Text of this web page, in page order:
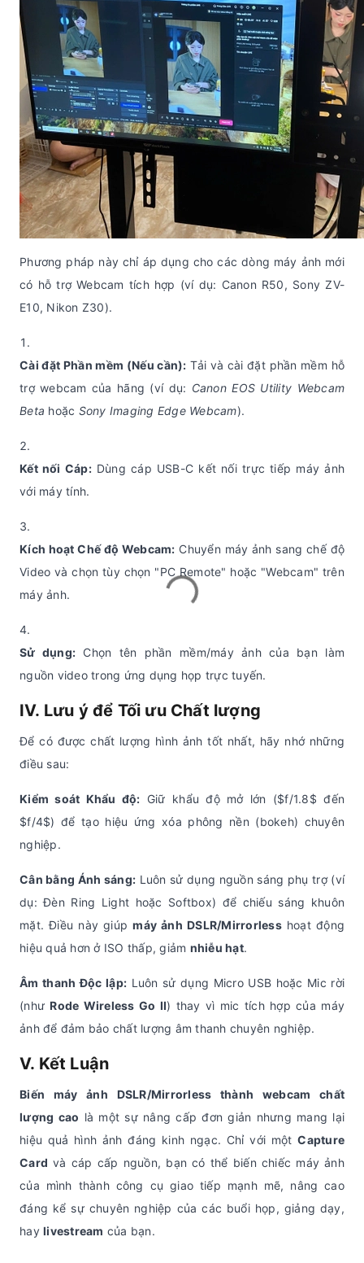
Phương pháp này chỉ áp dụng cho các dòng máy ảnh mới
có hỗ trợ Webcam tích hợp (ví dụ: Canon R50, Sony ZV-
E10, Nikon Z30).
Cài đặt Phần mềm (Nếu cần): Tải và cài đặt phần mềm hỗ
trợ webcam của hãng (ví dụ: Canon EOS Utility Webcam
Beta hoặc Sony Imaging Edge Webcam).
Kết nối Cáp:Dùng cáp USB-C kết nối trực tiếp máy ảnh
với máy tính.
Kích hoạt Chế độ Webcam: Chuyển máy ảnh sang chế độ
Video và chọn tùy chọn "PC Remote" hoặc "Webcam" trên
máy ảnh.
Sử dụng: Chọn tên phần mềm/máy ảnh của bạn làm
nguồn video trong ứng dụng họp trực tuyến.
IV. Lưu ý để Tối ưu Chất lượng
Để có được chất lượng hình ảnh tốt nhất, hãy nhớ những
điều sau:
Kiểm soát Khẩu độ: Giữ khẩu độ mở lớn ($f/1.8$ đến
$f/4$) để tạo hiệu ứng xóa phông nền (bokeh) chuyên
nghiệp.
Cân bằng Ánh sáng: Luôn sử dụng nguồn sáng phụ trợ (ví
dụ: Đèn Ring Light hoặc Softbox) để chiếu sáng khuôn
mặt. Điều này giúpmáy ảnh DSLR/Mirrorlesshoạt động
hiệu quả hơn ở ISO thấp, giảm nhiễu hạt.
Âm thanh Độc lập: Luôn sử dụng Micro USB hoặc Mic rời
(nhưRode Wireless Go II) thay vì mic tích hợp của máy
ảnh để đảm bảo chất lượng âm thanh chuyên nghiệp.
V. Kết Luận
Biến máy ảnh DSLR/Mirrorless thành webcam chất
lượng cao là một sự nâng cấp đơn giản nhưng mang lại
hiệu quả hình ảnh đáng kinh ngạc. Chỉ với mộtCapture
Card và cáp cấp nguồn, bạn có thể biến chiếc máy ảnh
của mình thành công cụ giao tiếp mạnh mẽ, nâng cao
đáng kể sự chuyên nghiệp của các buổi họp, giảng dạy,
hay livestream của bạn.